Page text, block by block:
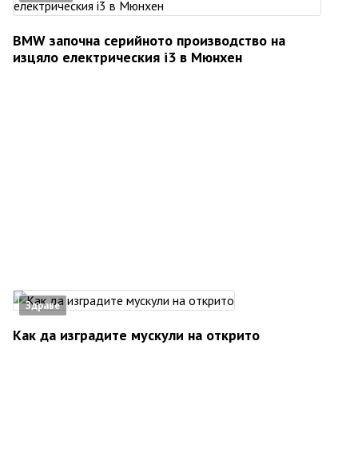
BMW започна серийното производство на
изцяло електрическия i3 в Мюнхен
Здраве
Как да изградите мускули на открито